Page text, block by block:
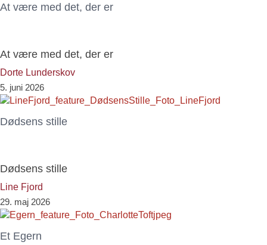
At være med det, der er
At være med det, der er
Dorte Lunderskov
5. juni 2026
Dødsens stille
Dødsens stille
Line Fjord
29. maj 2026
Et Egern